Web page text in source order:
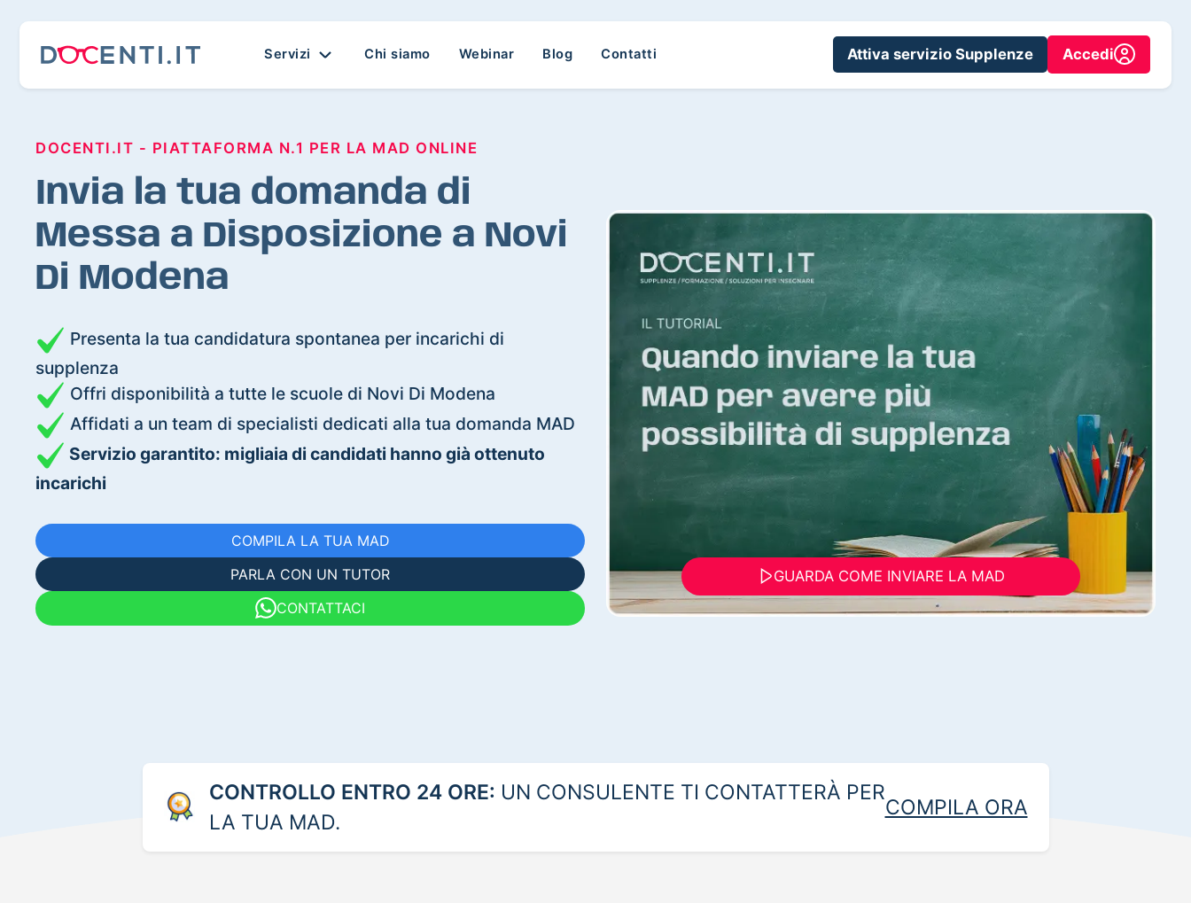
Servizi Chi siamo Webinar Blog Contatti Attiva servizio Supplenze Accedi
DOCENTI.IT - PIATTAFORMA N.1 PER LA MAD ONLINE
Invia la tua domanda di
Messa a Disposizione a Novi
Di Modena
Presenta la tua candidatura spontanea per incarichi di
supplenza
Offri disponibilità a tutte le scuole di Novi Di Modena
Affidati a un team di specialisti dedicati alla tua domanda MAD
Servizio garantito: migliaia di candidati hanno già ottenuto
incarichi
COMPILA LA TUA MAD
PARLA CON UN TUTOR
CONTATTACI
GUARDA COME INVIARE LA MAD
CONTROLLO ENTRO 24 ORE: UN CONSULENTE TI CONTATTERÀ PER
LA TUA MAD.
COMPILA ORA